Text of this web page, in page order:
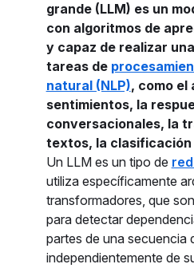
grande (LLM) es un
con algoritmos de
y capaz de realizar
tareas de
natural (NLP), como el
sentimientos, la
conversacionales, la
textos, la clasificación
Un LLM es un tipo de
utiliza específicamente
transformadores, que
para detectar
partes de una secuencia
independientemente de